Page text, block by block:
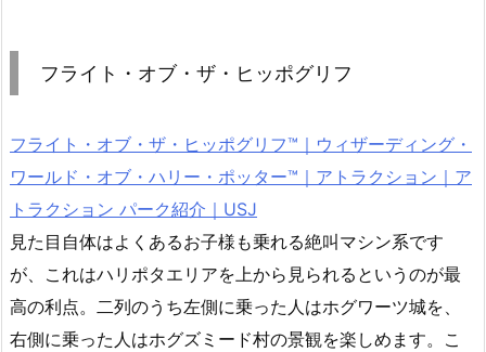
フライト・オブ・ザ・ヒッポグリフ
フライト・オブ・ザ・ヒッポグリフ™｜ウィザーディング・
ワールド・オブ・ハリー・ポッター™｜アトラクション｜ア
トラクション パーク紹介｜USJ
見た目自体はよくあるお子様も乗れる絶叫マシン系です
が、これはハリポタエリアを上から見られるというのが最
高の利点。二列のうち左側に乗った人はホグワーツ城を、
右側に乗った人はホグズミード村の景観を楽しめます。こ